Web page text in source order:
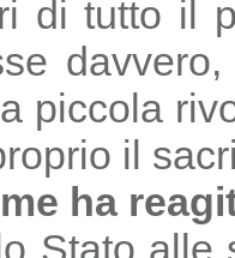
di tutto il
piccola
il
ha